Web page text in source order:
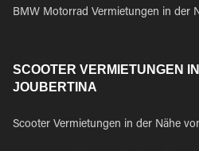
BMW Motorrad Vermietungen in der
SCOOTER VERMIETUNGEN
JOUBERTINA
Scooter Vermietungen in der Nähe